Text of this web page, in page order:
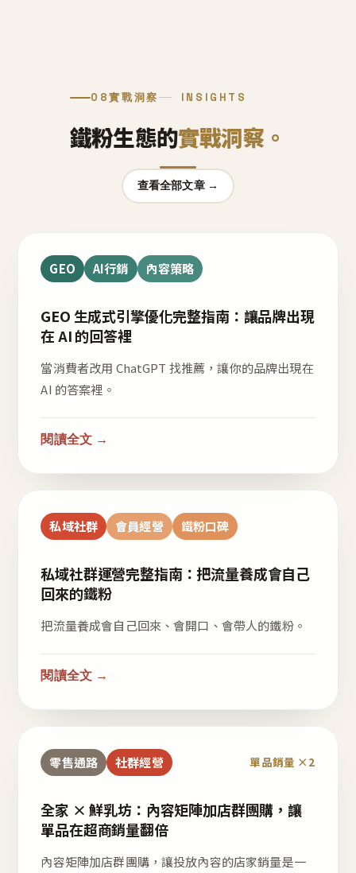
08實戰洞察 INSIGHTS
鐵粉生態的實戰洞察。
查看全部文章 →
GEO AI行銷 內容策略
GEO 生成式引擎優化完整指南：讓品牌出現
在 AI 的回答裡
當消費者改用 ChatGPT 找推薦，讓你的品牌出現在
AI 的答案裡。
閱讀全文 →
私域社群 會員經營 鐵粉口碑
私域社群運營完整指南：把流量養成會自己
回來的鐵粉
把流量養成會自己回來、會開口、會帶人的鐵粉。
閱讀全文 →
零售通路 社群經營 單品銷量 ×2
全家 × 鮮乳坊：內容矩陣加店群團購，讓
單品在超商銷量翻倍
內容矩陣加店群團購，讓投放內容的店家銷量是一